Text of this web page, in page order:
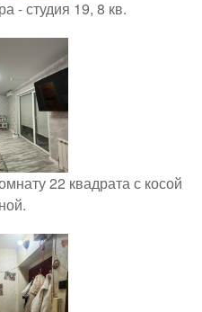
- студия 19, 8 кв.
22 квадрата с косой